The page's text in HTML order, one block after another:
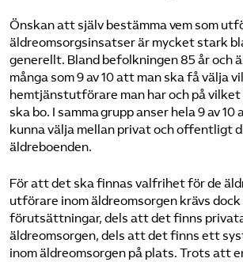
Önskan att själv bestämma vem som
äldreomsorgsinsatser är mycket stark
generellt. Bland befolkningen 85 år och
många som 9 av 10 att man ska få välja
hemtjänstutförare man har och på vilket
ska bo. I samma grupp anser hela 9 av
kunna välja mellan privat och offentligt
äldreboenden.
För att det ska finnas valfrihet för de
utförare inom äldreomsorgen krävs
förutsättningar, dels att det finns
äldreomsorgen, dels att det finns ett
inom äldreomsorgen på plats. Trots att